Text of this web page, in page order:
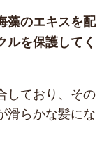
藻のエキスを配
ルを保護してく
しており、その
滑らかな髪にな